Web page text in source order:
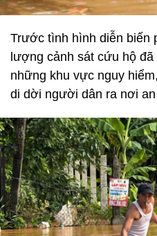
Trước tình hình diễn biến
lượng cảnh sát cứu hộ
những khu vực nguy
di dời người dân ra nơi an